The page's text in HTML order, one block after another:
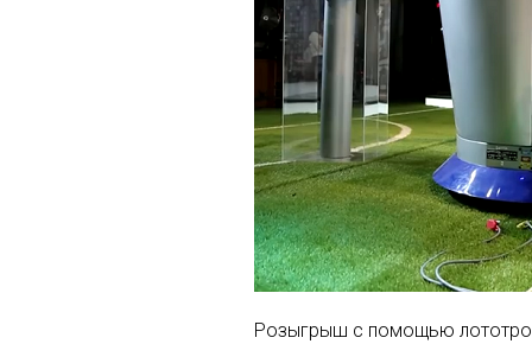
Розыгрыш с помощью